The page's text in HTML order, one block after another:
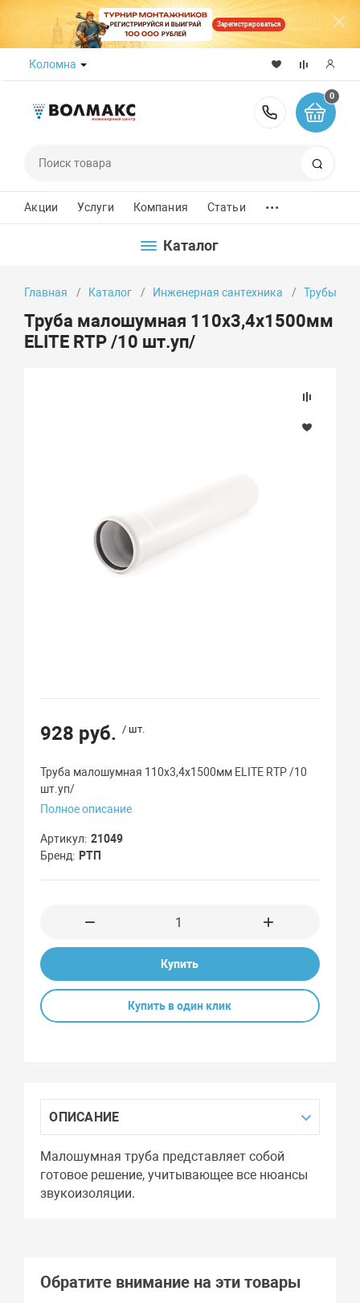
Зарегистрироваться
Коломна
8 (800)
0
Акции Услуги Компания Статьи ...
Каталог
Главная Каталог Инженерная сантехника Трубы
Труба малошумная 110х3,4х1500мм
ELITE RTP /10 шт.уп/
928 руб. / шт.
Труба малошумная 110х3,4х1500мм ELITE RTP /10
шт.уп/
Полное описание
Артикул 21049
Бренд
РТП
Купить
Купить в один клик
ОПИСАНИЕ
Малошумная труба представляет собой
готовое решение, учитывающее все нюансы
звукоизоляции.
Обратите внимание на эти товары